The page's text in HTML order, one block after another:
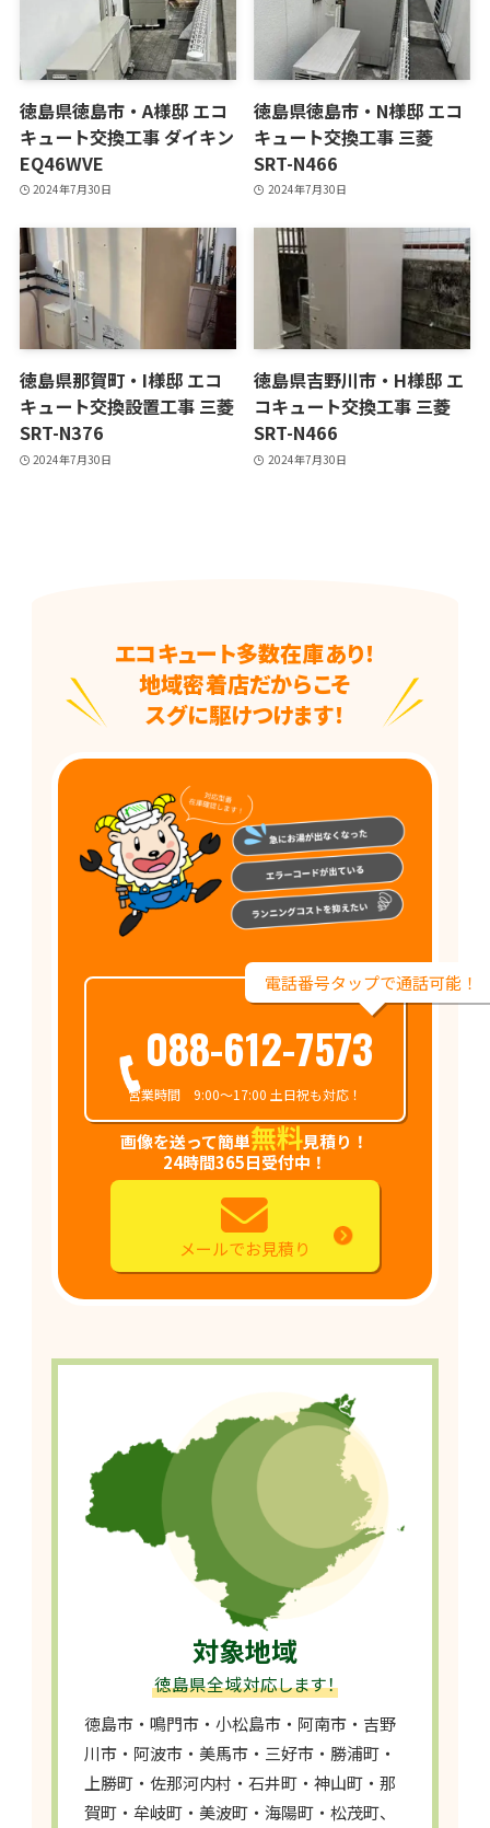
徳島県徳島市・A様邸 エコ
キュート交換工事 ダイキン
EQ46WVE
2024年7月30日
徳島県徳島市・N様邸 エコ
キュート交換工事 三菱
SRT-N466
2024年7月30日
徳島県那賀町・I様邸 エコ
キュート交換設置工事 三菱
SRT-N376
2024年7月30日
徳島県吉野川市・H様邸 エ
コキュート交換工事 三菱
SRT-N466
2024年7月30日
エコキュート多数在庫あり！
地域密着店だからこそ
スグに駆けつけます！
電話番号タップで通話可能！
088-612-7573
営業時間 9:00～17:00 土日祝も対応！
画像を送って簡単無料見積り！
24時間365日受付中！
メールでお見積り
対象地域
徳島県全域対応します！
徳島市・鳴門市・小松島市・阿南市・吉野
川市・阿波市・美馬市・三好市・勝浦町・
上勝町・佐那河内村・石井町・神山町・那
賀町・牟岐町・美波町・海陽町・松茂町、